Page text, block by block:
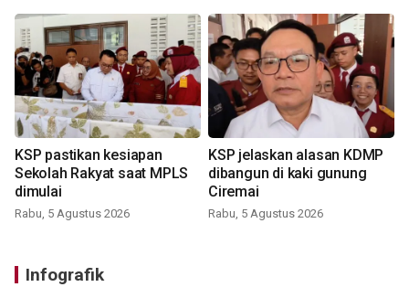
KSP pastikan kesiapan
Sekolah Rakyat saat MPLS
dimulai
Rabu, 5 Agustus 2026
KSP jelaskan alasan KDMP
dibangun di kaki gunung
Ciremai
Rabu, 5 Agustus 2026
Infografik